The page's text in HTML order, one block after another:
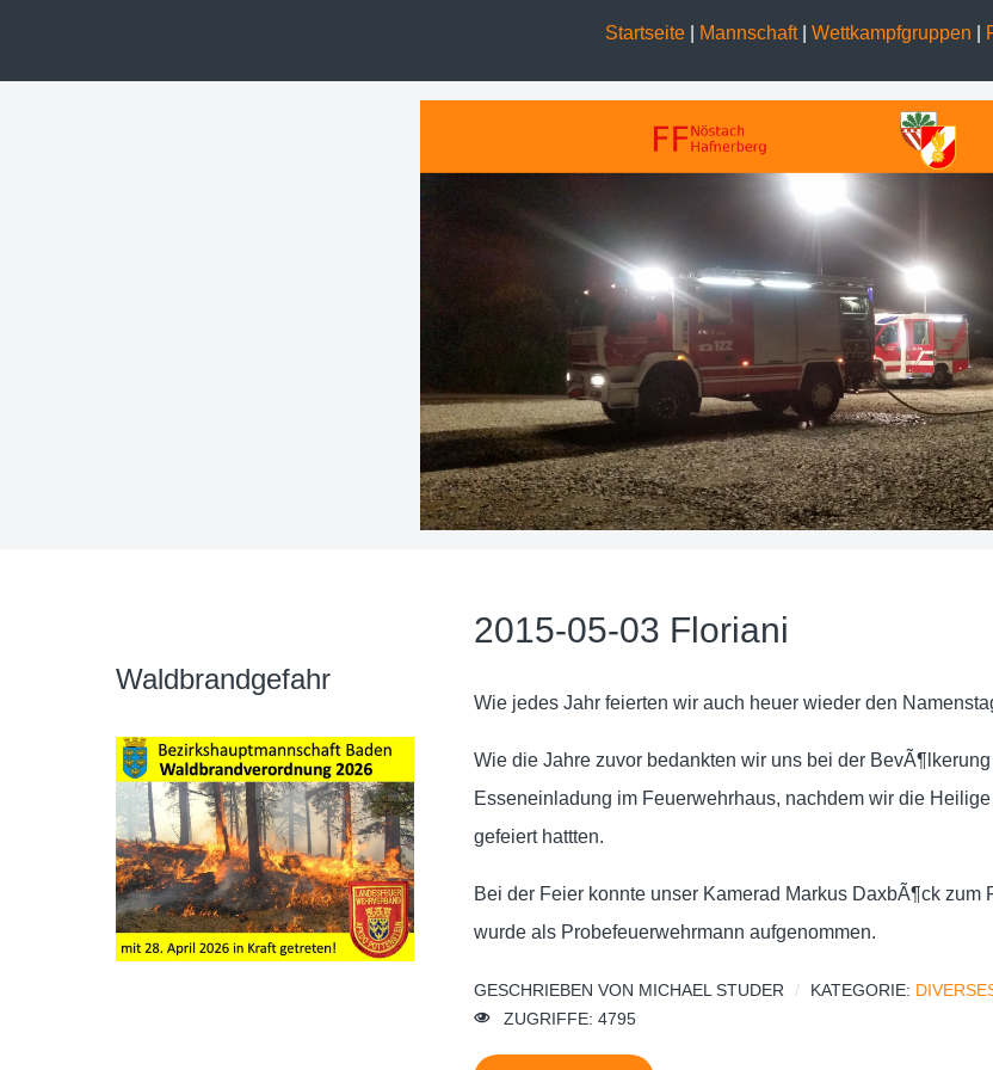
Startseite| Mannschaft| Wettkampfgruppen
Waldbrandgefahr
2015-05-03 Floriani
Wie jedes Jahr feierten wir auch heuer wieder den
Wie die Jahre zuvor bedankten wir uns bei der
Esseneinladung im Feuerwehrhaus, nachdem wir die
gefeiert hattten.
Bei der Feier konnte unser Kamerad Markus DaxbÃ¶ck
wurde als Probefeuerwehrmann aufgenommen.
GESCHRIEBEN VON MICHAEL STUDER KATEGORIE:
ZUGRIFFE: 4795